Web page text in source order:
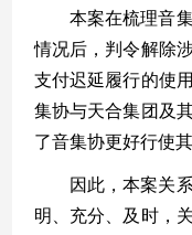
本案在梳理音
情况后，判令解除
支付迟延履行的使
集协与天合集团及
了音集协更好行使
因此，本案关
明、充分、及时，